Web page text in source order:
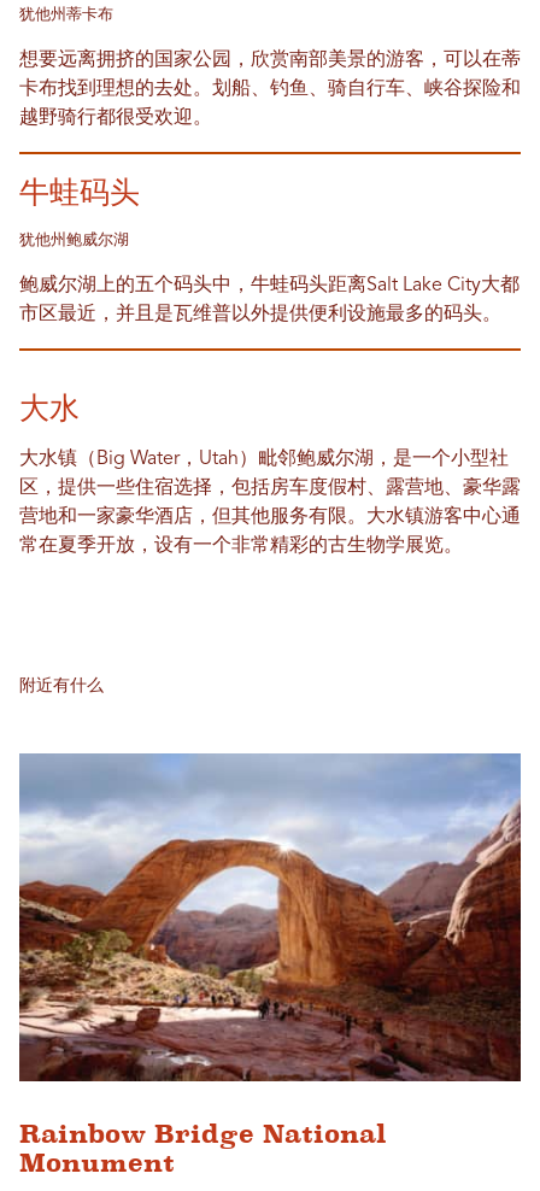
犹他州蒂卡布
想要远离拥挤的国家公园，欣赏南部美景的游客，可以在蒂
卡布找到理想的去处。划船、钓鱼、骑自行车、峡谷探险和
越野骑行都很受欢迎。
牛蛙码头
犹他州鲍威尔湖
鲍威尔湖上的五个码头中，牛蛙码头距离Salt Lake City大都
市区最近，并且是瓦维普以外提供便利设施最多的码头。
大水
大水镇（Big Water，Utah）毗邻鲍威尔湖，是一个小型社
区，提供一些住宿选择，包括房车度假村、露营地、豪华露
营地和一家豪华酒店，但其他服务有限。大水镇游客中心通
常在夏季开放，设有一个非常精彩的古生物学展览。
附近有什么
Rainbow Bridge National
Monument